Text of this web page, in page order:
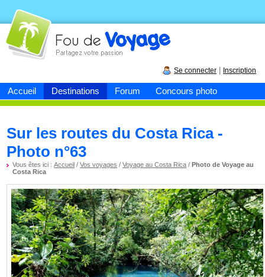
Accueil Destinations Forum Concours photo
Fou devoyage
Se connecter Inscription
Sur les routes du Costa Rica -
Photo n°63
Vous êtes ici :Accueil /Vos voyages /Voyage au Costa Rica /Photo de Voyage au
Costa Rica